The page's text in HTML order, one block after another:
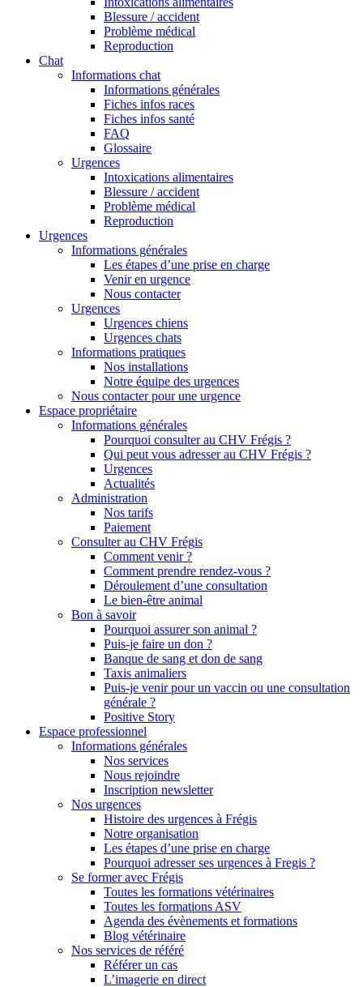
Blessure / accident
Problème médical
Reproduction
Chat
Informations chat
Informations générales
Fiches infos races
Fiches infos santé
FAQ
Glossaire
Urgences
Intoxications alimentaires
Blessure / accident
Problème médical
Reproduction
Urgences
Informations générales
Les étapes d’une prise en charge
Venir en urgence
Nous contacter
Urgences
Urgences chiens
Urgences chats
Informations pratiques
Nos installations
Notre équipe des urgences
Nous contacter pour une urgence
Espace propriétaire
Informations générales
Pourquoi consulter au CHV Frégis ?
Qui peut vous adresser au CHV Frégis ?
Urgences
Actualités
Administration
Nos tarifs
Paiement
Consulter au CHV Frégis
Comment venir ?
Comment prendre rendez-vous ?
Déroulement d’une consultation
Le bien-être animal
Bon à savoir
Pourquoi assurer son animal ?
Puis-je faire un don ?
Banque de sang et don de sang
Taxis animaliers
Puis-je venir pour un vaccin ou une consultation
générale ?
Positive Story
Espace professionnel
Informations générales
Nos services
Nous rejoindre
Inscription newsletter
Nos urgences
Histoire des urgences à Frégis
Notre organisation
Les étapes d’une prise en charge
Pourquoi adresser ses urgences à Fregis ?
Se former avec Frégis
Toutes les formations vétérinaires
Toutes les formations ASV
Agenda des évènements et formations
Blog vétérinaire
Nos services de référé
Référer un cas
L’imagerie en direct